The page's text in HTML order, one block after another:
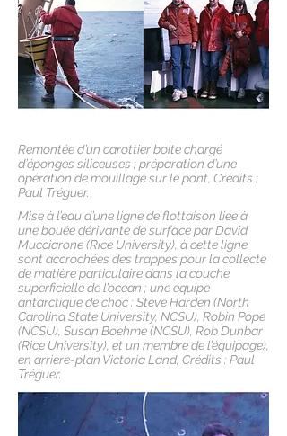
Remontée d’un carottier boite chargé
d’éponges siliceuses ; préparation d’une
opération de mouillage sur le pont, Crédits :
Paul Tréguer.
Mise à l’eau d’une ligne de flottaison liée à
une bouée dérivante de surface par David
Mucciarone (Rice University), à cette ligne
sont accrochées des trappes pour la collecte
de matière particulaire dans la couche
superficielle de l’océan ; une équipe
antarctique de choc : Steve Harden (North
Carolina State University, NCSU), Robin Pope
(NCSU), Susan Boehme (NCSU), Rob Dunbar
(Rice University), et un membre de l’équipage),
en arrière-plan Victoria Land, Crédits : Paul
Tréguer.